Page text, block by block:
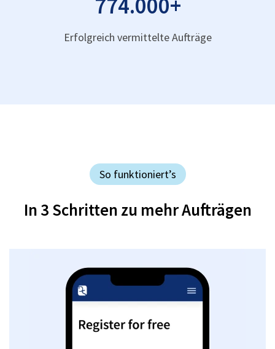
Erfolgreich vermittelte Aufträge
So funktioniert’s
In 3 Schritten zu mehr Aufträgen